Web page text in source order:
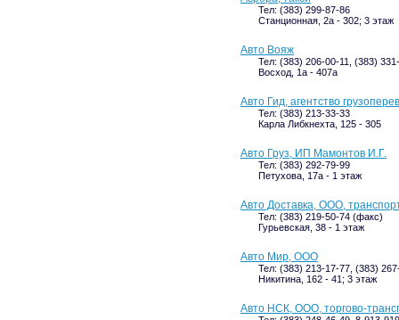
Тел: (383) 299-87-86
Станционная, 2а - 302; 3 этаж
Авто Вояж
Тел: (383) 206-00-11, (383)
Восход, 1а - 407а
Авто Гид, агентство
Тел: (383) 213-33-33
Карла Либкнехта, 125 - 305
Авто Груз, ИП Мамонтов И.Г.
Тел: (383) 292-79-99
Петухова, 17а - 1 этаж
Авто Доставка, ООО,
Тел: (383) 219-50-74 (факс)
Гурьевская, 38 - 1 этаж
Авто Мир, ООО
Тел: (383) 213-17-77, (383)
Никитина, 162 - 41; 3 этаж
Авто НСК, ООО, торгово-